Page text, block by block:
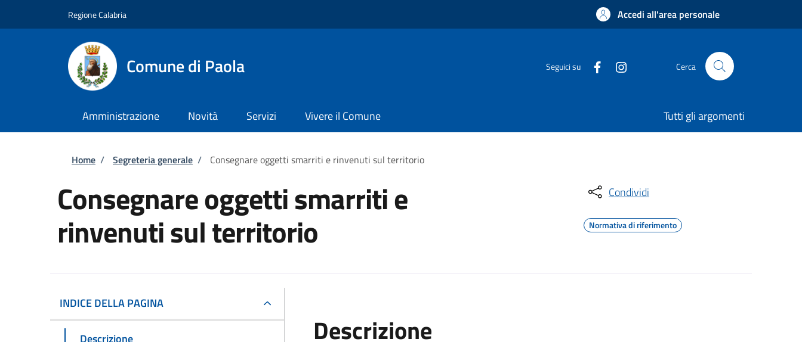
Regione Calabria Accedi all'area personale
Comune di Paola Seguici su Cerca
Amministrazione Novità Servizi Vivere il Comune Tutti gli argomenti
Briciole di pane
Home / Segreteria generale / Consegnare oggetti smarriti e rinvenuti sul territorio
Consegnare oggetti smarriti e
rinvenuti sul territorio
Condividi
Normativa di riferimento
INDICE DELLA PAGINA
Descrizione Descrizione